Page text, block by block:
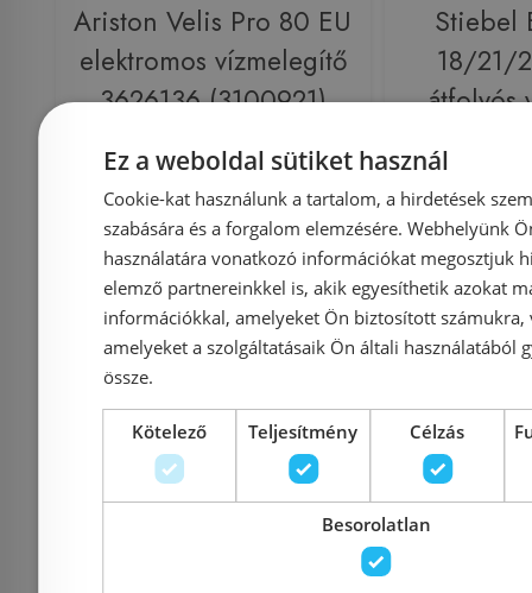
Ariston Velis Pro 80 EU
elektromos vízmelegítő
3626136 (3100921)
Azonosító: 213611
Cikkszám: 3626136
161 400 Ft144 900 Ft
Kosárba
Stiebel
18/21/
átfolyós
-10%
Rendelésre Rendelésre
Ez a weboldal sütiket használ
Cookie-kat használunk a tartalom, a hirdetések
szabására és a forgalom elemzésére. Webhelyünk
használatára vonatkozó információkat megosztjuk
elemző partnereinkkel is, akik egyesíthetik azokat
információkkal, amelyeket Ön biztosított számukra,
amelyeket a szolgáltatásaik Ön általi használatából
össze.
Kötelező Teljesítmény Célzás
Besorolatlan